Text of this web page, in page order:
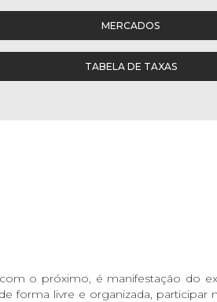
MERCADOS
TABELA DE TAXAS
o próximo, é manifestação do
forma livre e organizada, participar